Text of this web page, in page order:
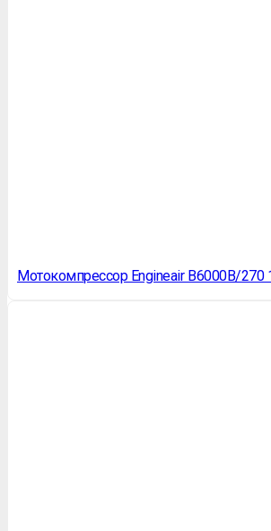
Мотокомпрессор Engineair B6000B/270